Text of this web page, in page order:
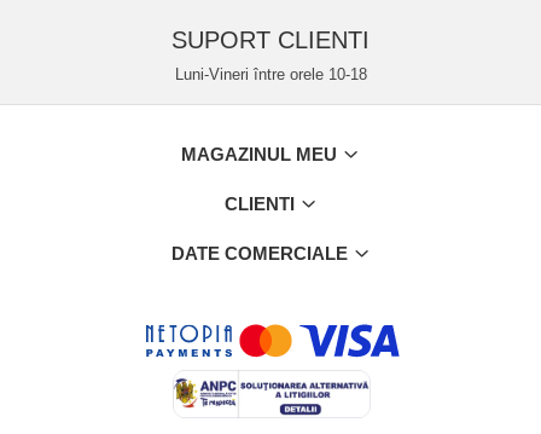
SUPORT CLIENTI
Luni-Vineri între orele 10-18
MAGAZINUL MEU
CLIENTI
DATE COMERCIALE